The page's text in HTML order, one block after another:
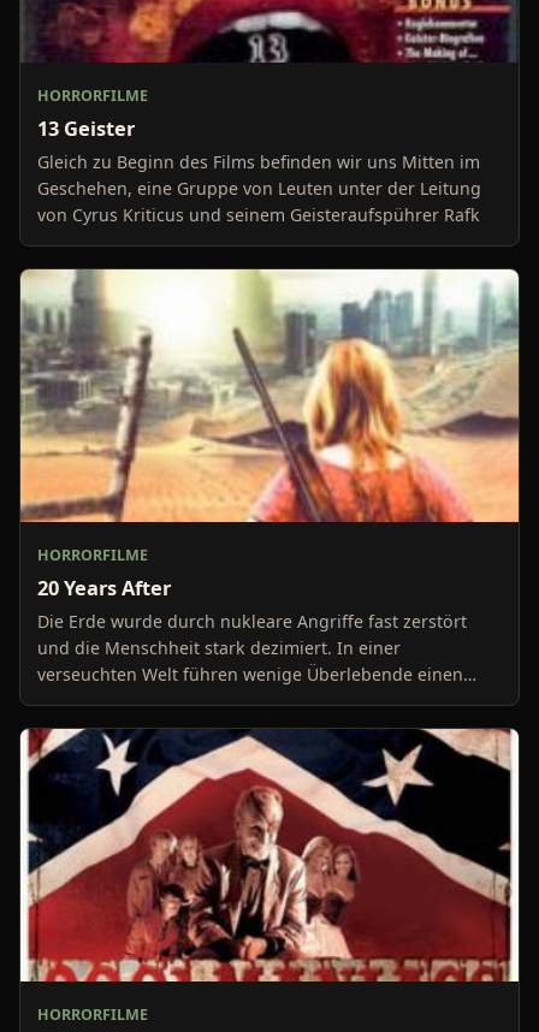
HORRORFILME
13 Geister
Gleich zu Beginn des Films befinden wir uns Mitten im
Geschehen, eine Gruppe von Leuten unter der Leitung
von Cyrus Kriticus und seinem Geisteraufspührer Rafk
HORRORFILME
20 Years After
Die Erde wurde durch nukleare Angriffe fast zerstört
und die Menschheit stark dezimiert. In einer
verseuchten Welt führen wenige Überlebende einen
harten Ka
HORRORFILME